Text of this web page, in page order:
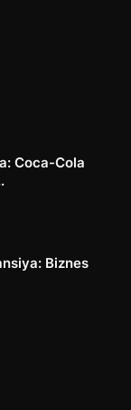
Coca-Cola
Biznes